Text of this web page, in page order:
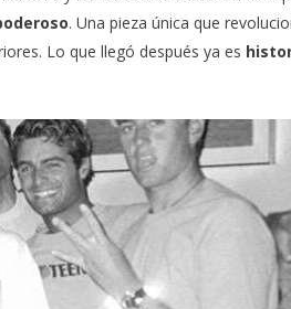
. Una pieza única que
Lo que llegó después ya es